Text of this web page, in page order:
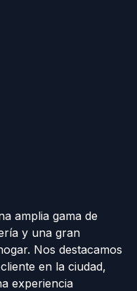
amplia gama de
y una gran
Nos destacamos
en la ciudad,
experiencia